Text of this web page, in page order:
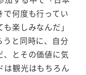
で何度も行ってい
楽しみなんだ」
うと同時に、自分
、とその価値に気
は観光はもちろん